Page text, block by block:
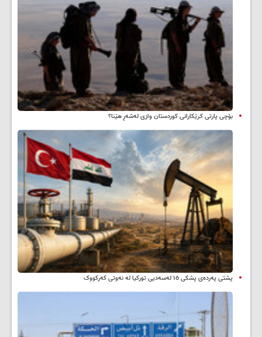
بۆچی پارتی کرێکارانی کوردستان وازی لەشەڕ هێنا؟
پشتی پەردەی پشکی ١٥ لەسەدیی تورکیا لە نەوتی کەرکووک